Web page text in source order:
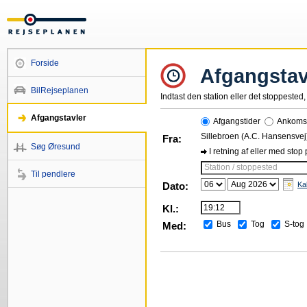
Forside
BilRejseplanen
Afgangstavler
Søg Øresund
Til pendlere
Indtast den station eller det
Afgangstider
Fra:
Sillebroen (A.C.
I retning af eller med stop
Station / stoppested
Dato:
Kl.:
Med:
Bus Tog S-tog